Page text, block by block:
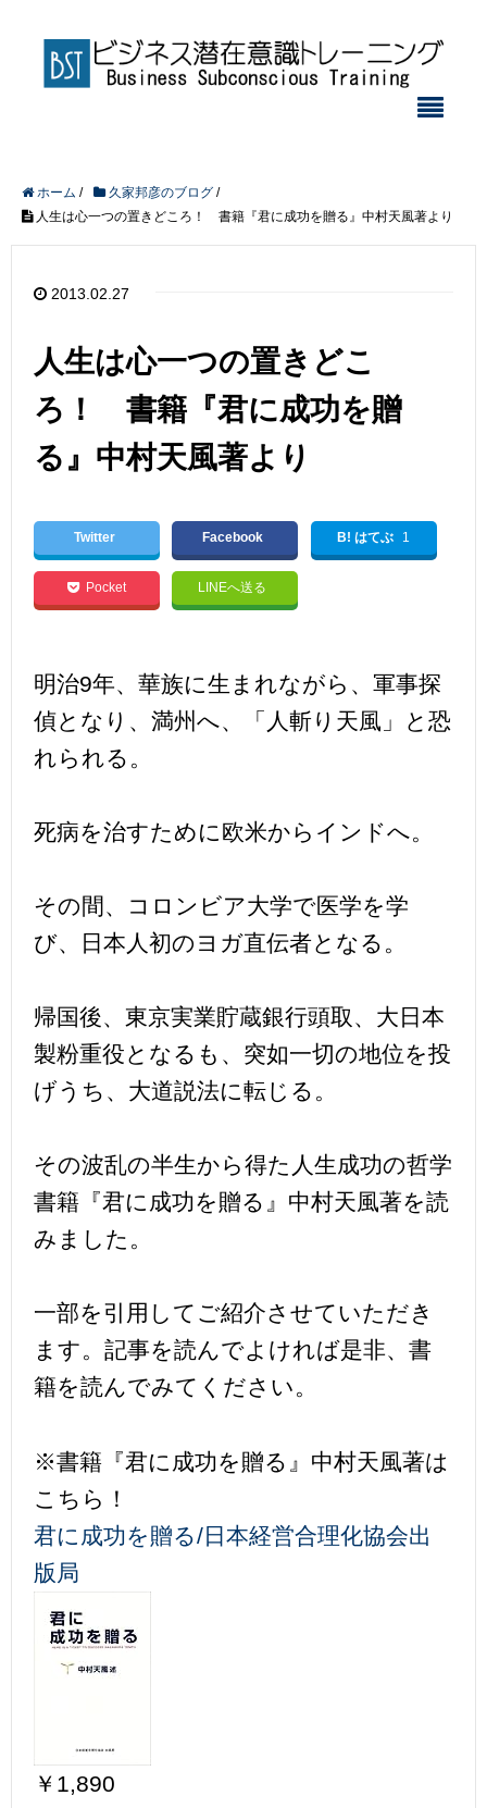
ホーム / 久家邦彦のブログ /
人生は心一つの置きどころ！ 書籍『君に成功を贈る』中村天風著より
2013.02.27
人生は心一つの置きどこ
ろ！ 書籍『君に成功を贈
る』中村天風著より
Twitter Facebook B! はてぶ 1
Pocket LINEへ送る
明治9年、華族に生まれながら、軍事探
偵となり、満州へ、「人斬り天風」と恐
れられる。
死病を治すために欧米からインドへ。
その間、コロンビア大学で医学を学
び、日本人初のヨガ直伝者となる。
帰国後、東京実業貯蔵銀行頭取、大日本
製粉重役となるも、突如一切の地位を投
げうち、大道説法に転じる。
その波乱の半生から得た人生成功の哲学
書籍『君に成功を贈る』中村天風著を読
みました。
一部を引用してご紹介させていただき
ます。記事を読んでよければ是非、書
籍を読んでみてください。
※書籍『君に成功を贈る』中村天風著は
こちら！
君に成功を贈る/日本経営合理化協会出
版局
￥1,890